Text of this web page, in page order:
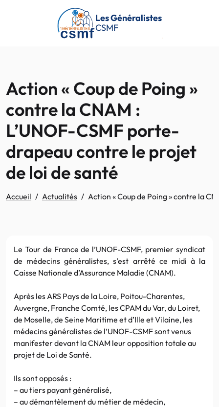
Passer au contenu principal
Les Généralistes
CSMF
Action « Coup de Poing »
contre la CNAM :
L’UNOF-CSMF porte-
drapeau contre le projet
de loi de santé
Accueil Actualités Action « Coup de Poing » contre la
Le Tour de France de l’UNOF-CSMF, premier syndicat
de médecins généralistes, s’est arrêté ce midi à la
Caisse Nationale d’Assurance Maladie (CNAM).
Après les ARS Pays de la Loire, Poitou-Charentes,
Auvergne, Franche Comté, les CPAM du Var, du Loiret,
de Moselle, de Seine Maritime et d’Ille et Vilaine, les
médecins généralistes de l’UNOF-CSMF sont venus
manifester devant la CNAM leur opposition totale au
projet de Loi de Santé.
Ils sont opposés :
– au tiers payant généralisé,
– au démantèlement du métier de médecin,